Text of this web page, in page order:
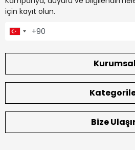
için kayıt olun.
Kurumsal
Bize